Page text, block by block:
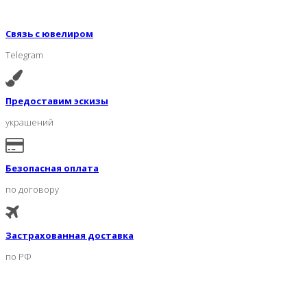
Связь с ювелиром
Telegram
Предоставим эскизы
украшений
Безопасная оплата
по договору
Застрахованная доставка
по РФ